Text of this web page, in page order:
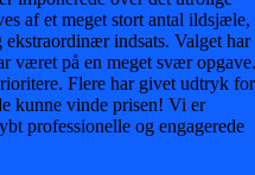
af et meget stort antal ildsjæle,
indsats. Valget har
været på en meget svær opgave.
Flere har givet udtryk
kunne vinde prisen! Vi er
professionelle og engagerede